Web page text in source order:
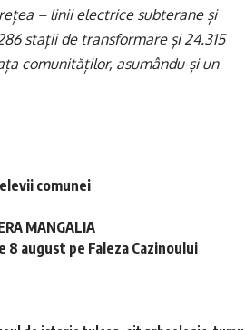
– linii electrice subterane și
stații de transformare și 24.315
comunităților, asumându-și un
comunei
MANGALIA
8 august pe Faleza Cazinoului